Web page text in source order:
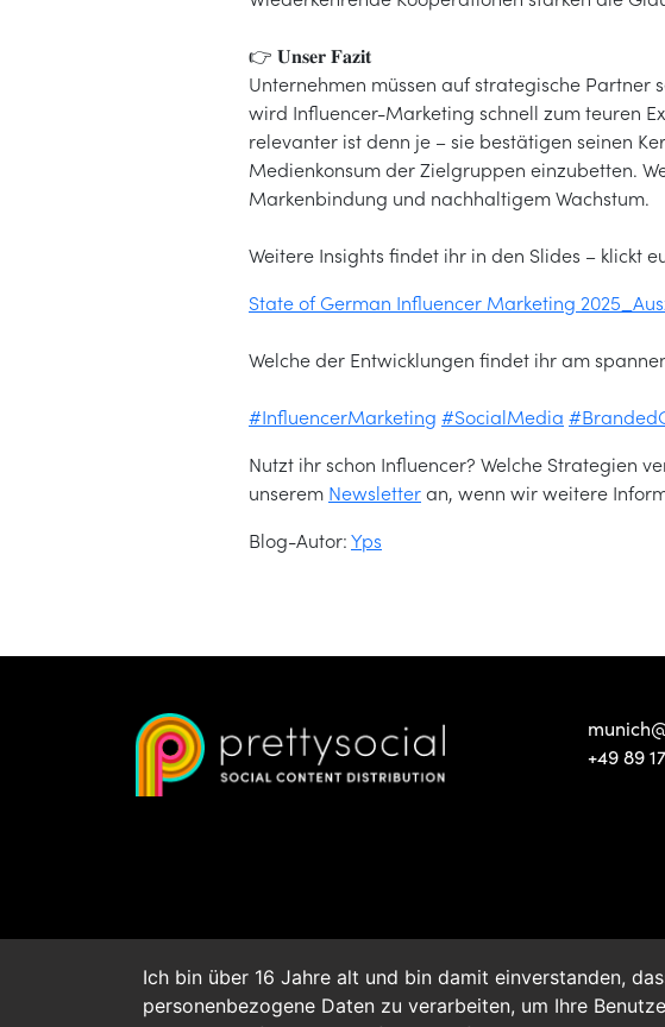
👉 𝐔𝐧𝐬𝐞𝐫 𝐅𝐚𝐳𝐢𝐭
Unternehmen müssen auf strategische
wird Influencer-Marketing schnell zum teuren
relevanter ist denn je – sie bestätigen seinen
Medienkonsum der Zielgruppen einzubetten.
Markenbindung und nachhaltigem Wachstum.
Weitere Insights findet ihr in den Slides – klickt
State of German Influencer Marketing
Welche der Entwicklungen findet ihr am
#InfluencerMarketing #SocialMedia
Nutzt ihr schon Influencer? Welche Strategien
unserem Newsletteran, wenn wir weitere
Blog-Autor:Yps
+49 89
Ich bin über 16 Jahre alt und bin damit einverstanden,
personenbezogene Daten zu verarbeiten, um Ihre